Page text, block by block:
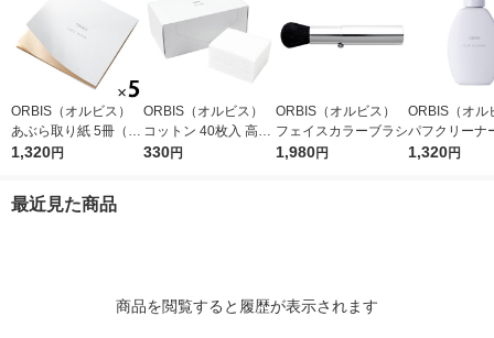
ORBIS（オルビス）
あぶら取り紙 5冊（30
枚×5冊）
1,320円
ORBIS（オルビス）
コットン 40枚入 高級
綿100％
330円
ORBIS（オルビス）
フェイスカラーブラシ
1,980円
ORBIS（オル
パフクリーナ
×2個
1,320円
最近見た商品
商品を閲覧すると履歴が表示されます